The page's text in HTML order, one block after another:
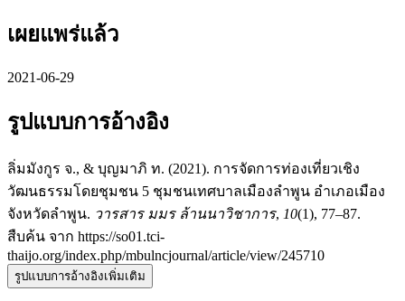
เผยแพร่แล้ว
2021-06-29
รูปแบบการอ้างอิง
ลิ่มมังกูร จ., & บุญมาภิ ท. (2021). การจัดการท่องเที่ยวเชิง
วัฒนธรรมโดยชุมชน 5 ชุมชนเทศบาลเมืองลำพูน อำเภอเมือง
จังหวัดลำพูน. วารสาร มมร ล้านนาวิชาการ, 10(1), 77–87.
สืบค้น จาก https://so01.tci-
thaijo.org/index.php/mbulncjournal/article/view/245710
รูปแบบการอ้างอิงเพิ่มเติม